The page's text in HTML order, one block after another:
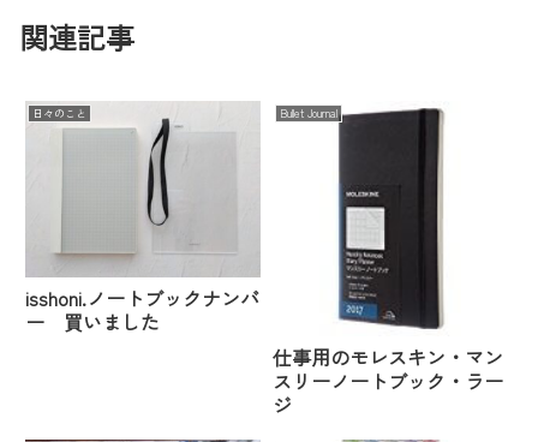
関連記事
日々のこと
isshoni.ノートブックナンバ
ー 買いました
Bullet Journal
仕事用のモレスキン・マン
スリーノートブック・ラー
ジ